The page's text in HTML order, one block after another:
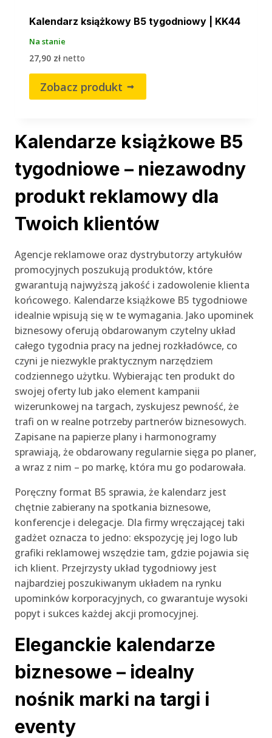
Kalendarz książkowy B5 tygodniowy | KK44
Na stanie
27,90 zł netto
Zobacz produkt
Kalendarze książkowe B5
tygodniowe – niezawodny
produkt reklamowy dla
Twoich klientów
Agencje reklamowe oraz dystrybutorzy artykułów
promocyjnych poszukują produktów, które
gwarantują najwyższą jakość i zadowolenie klienta
końcowego. Kalendarze książkowe B5 tygodniowe
idealnie wpisują się w te wymagania. Jako upominek
biznesowy oferują obdarowanym czytelny układ
całego tygodnia pracy na jednej rozkładówce, co
czyni je niezwykle praktycznym narzędziem
codziennego użytku. Wybierając ten produkt do
swojej oferty lub jako element kampanii
wizerunkowej na targach, zyskujesz pewność, że
trafi on w realne potrzeby partnerów biznesowych.
Zapisane na papierze plany i harmonogramy
sprawiają, że obdarowany regularnie sięga po planer,
a wraz z nim – po markę, która mu go podarowała.
Poręczny format B5 sprawia, że kalendarz jest
chętnie zabierany na spotkania biznesowe,
konferencje i delegacje. Dla firmy wręczającej taki
gadżet oznacza to jedno: ekspozycję jej logo lub
grafiki reklamowej wszędzie tam, gdzie pojawia się
ich klient. Przejrzysty układ tygodniowy jest
najbardziej poszukiwanym układem na rynku
upominków korporacyjnych, co gwarantuje wysoki
popyt i sukces każdej akcji promocyjnej.
Eleganckie kalendarze
biznesowe – idealny
nośnik marki na targi i
eventy